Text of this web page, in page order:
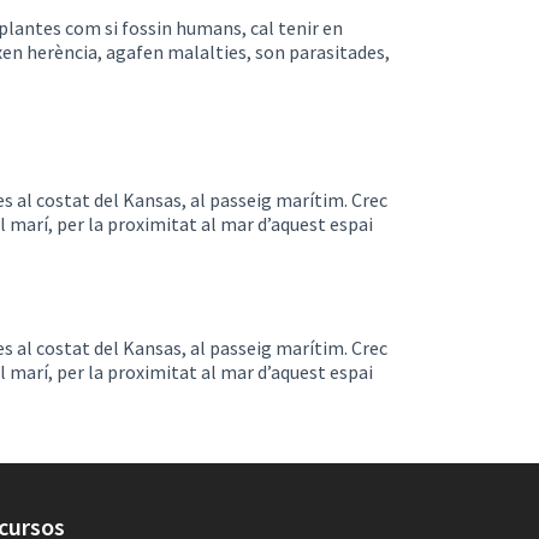
com si fossin humans, cal tenir en
herència, agafen malalties, son parasitades,
costat del Kansas, al passeig marítim. Crec
per la proximitat al mar d’aquest espai
costat del Kansas, al passeig marítim. Crec
per la proximitat al mar d’aquest espai